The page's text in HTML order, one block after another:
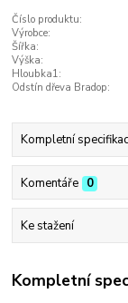
Číslo produktu:
Výrobce:
Šířka:
Výška:
Hloubka1:
Odstín dřeva Bradop:
Kompletní
Komentáře 0
Ke stažení
Kompletní